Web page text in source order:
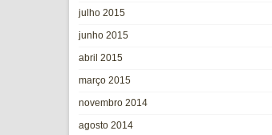
julho 2015
junho 2015
abril 2015
março 2015
novembro 2014
agosto 2014